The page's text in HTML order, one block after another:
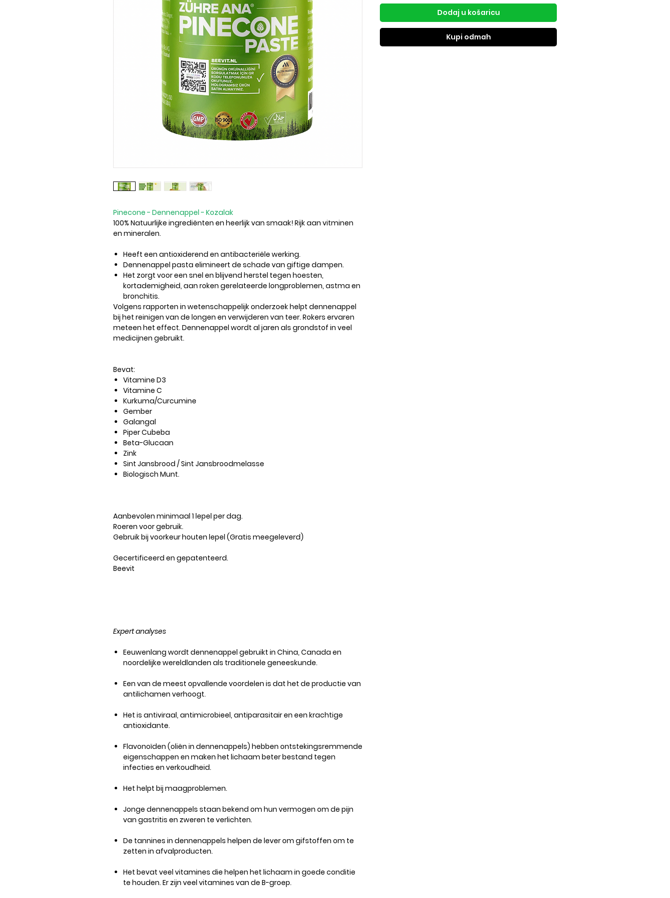
Pinecone - Dennenappel - Kozalak
100% Natuurlijke ingrediënten en heerlijk van smaak! Rijk aan vitminen
en mineralen.
Heeft een antioxiderend en antibacteriële werking.
Dennenappel pasta elimineert de schade van giftige dampen.
Het zorgt voor een snel en blijvend herstel tegen hoesten,
kortademigheid, aan roken gerelateerde longproblemen, astma en
bronchitis.
Volgens rapporten in wetenschappelijk onderzoek helpt dennenappel
bij het reinigen van de longen en verwijderen van teer. Rokers ervaren
meteen het effect. Dennenappel wordt al jaren als grondstof in veel
medicijnen gebruikt.
Bevat:
Vitamine D3
Vitamine C
Kurkuma/Curcumine
Gember
Galangal
Piper Cubeba
Beta-Glucaan
Zink
Sint Jansbrood / Sint Jansbroodmelasse
Biologisch Munt.
Aanbevolen minimaal 1 lepel per dag.
Roeren voor gebruik.
Gebruik bij voorkeur houten lepel (Gratis meegeleverd)
Gecertificeerd en gepatenteerd.
Beevit
Expert analyses
Eeuwenlang wordt dennenappel gebruikt in China, Canada en
noordelijke wereldlanden als traditionele geneeskunde.
Een van de meest opvallende voordelen is dat het de productie van
antilichamen verhoogt.
Het is antiviraal, antimicrobieel, antiparasitair en een krachtige
antioxidante.
Flavonoïden (oliën in dennenappels) hebben ontstekingsremmende
eigenschappen en maken het lichaam beter bestand tegen
infecties en verkoudheid.
Het helpt bij maagproblemen.​
Jonge dennenappels staan ​​bekend om hun vermogen om de pijn
van gastritis en zweren te verlichten.
De tannines in dennenappels helpen de lever om gifstoffen om te
zetten in afvalproducten.
Het bevat veel vitamines die helpen het lichaam in goede conditie
te houden. Er zijn veel vitamines van de B-groep.
Dodaj u košaricu
Kupi odmah